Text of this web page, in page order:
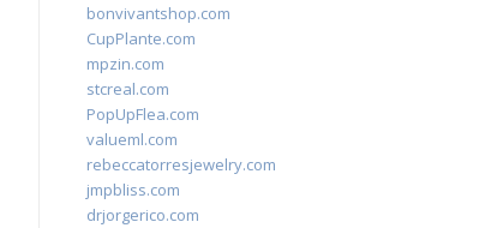
bonvivantshop.com
CupPlante.com
mpzin.com
stcreal.com
PopUpFlea.com
valueml.com
rebeccatorresjewelry.com
jmpbliss.com
drjorgerico.com